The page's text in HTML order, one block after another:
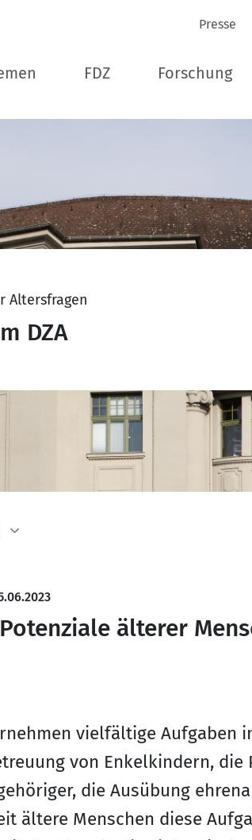
Presse
FDZ Forschung
Altersfragen
DZA
älterer
vielfältige Aufgaben
von Enkelkindern,
die Ausübung
ältere Menschen diese